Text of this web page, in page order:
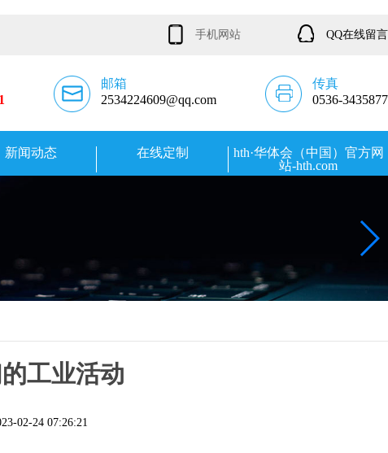
手机网站 QQ在线留言
邮箱
2534224609@qq.com
传真
0536-3435877
新闻动态 在线定制
hth·华体会（中国）官方网
站-hth.com
工业活动
02-24 07:26:21